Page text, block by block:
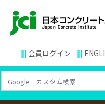
会員ログイン